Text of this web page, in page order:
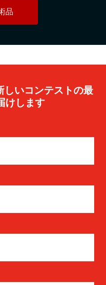
品
いコンテストの最
けします